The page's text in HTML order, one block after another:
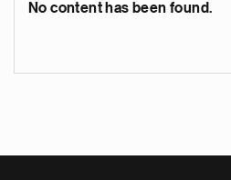
No content has been found.